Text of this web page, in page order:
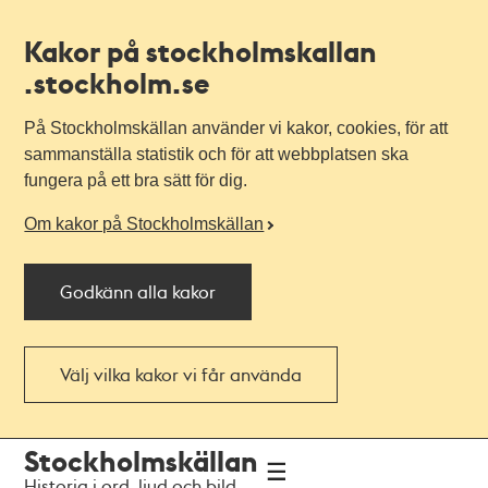
Kakor på stockholmskallan
.stockholm.se
På Stockholmskällan använder vi kakor, cookies, för att
sammanställa statistik och för att webbplatsen ska
fungera på ett bra sätt för dig.
Om kakor på Stockholmskällan
Godkänn alla kakor
Välj vilka kakor vi får använda
navigationen
huvudinnehållet
Stockholmskällan